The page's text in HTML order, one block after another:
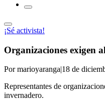
¡Sé activista!
Organizaciones exigen
Por marioyaranga|18 de
Representantes de
invernadero.